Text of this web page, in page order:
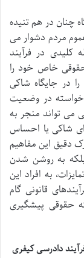
چنان در هم تنیده
مردم دشوار می
در فرآیند
خاص خود را
در جایگاه شاکی
در وضعیت
می تواند منجر به
شاکی یا احساس
دقیق این مفاهیم
به روشن شدن
به افراد این
قانونی گام
حقوقی پیشگیری
دادرسی کیفری